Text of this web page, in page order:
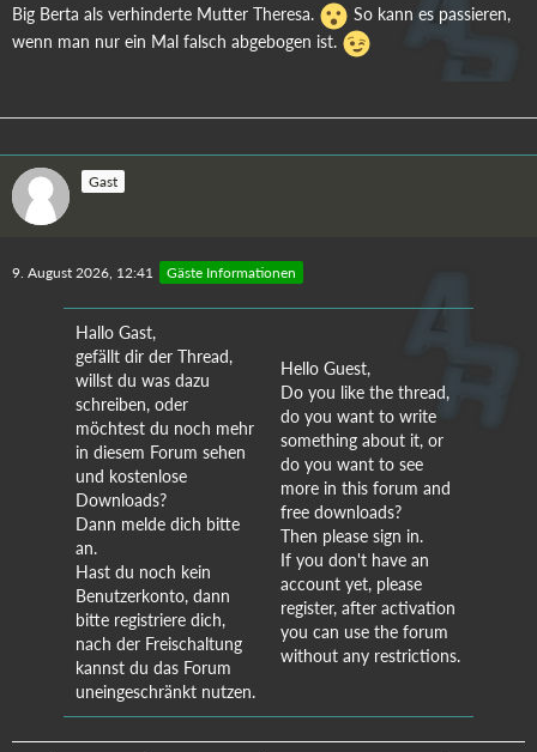
Big Berta als verhinderte Mutter Theresa.
So kann es passieren,
wenn man nur ein Mal falsch abgebogen ist.
Gast
9. August 2026, 12:41 Gäste Informationen
Hallo Gast,
gefällt dir der Thread,
willst du was dazu
schreiben, oder
möchtest du noch mehr
in diesem Forum sehen
und kostenlose
Downloads?
Dann melde dich bitte
an.
Hast du noch kein
Benutzerkonto, dann
bitte registriere dich,
nach der Freischaltung
kannst du das Forum
uneingeschränkt nutzen.
Hello Guest,
Do you like the thread,
do you want to write
something about it, or
do you want to see
more in this forum and
free downloads?
Then please sign in.
If you don't have an
account yet, please
register, after activation
you can use the forum
without any restrictions.